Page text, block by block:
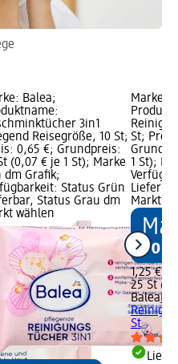
Balea;
3in1
Reisegröße, 10 St;
0,65 €; Grundpreis:
(0,07 € je 1 St); Marke
dm Grafik;
Status Grün
Status Grau dm
wählen
Marke:
St;
1 St);
Markt
1,25 €
25 St
Balea
St